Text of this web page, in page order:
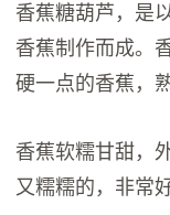
香蕉糖葫芦，是
香蕉制作而成。
硬一点的香蕉，
香蕉软糯甘甜，
又糯糯的，非常